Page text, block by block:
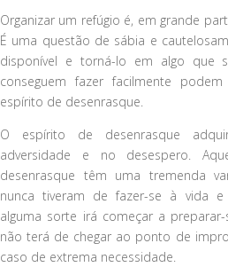
Organizar um refúgio é, em grande
É uma questão de sábia e
disponível e torná-lo em algo que
conseguem fazer facilmente
espírito de desenrasque.
O espírito de desenrasque
adversidade e no desespero.
desenrasque têm uma tremenda
nunca tiveram de fazer-se à vida e
alguma sorte irá começar a
não terá de chegar ao ponto de
caso de extrema necessidade.